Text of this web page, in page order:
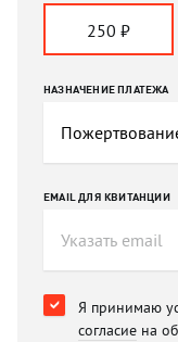
250 ₽
НАЗНАЧЕНИЕ ПЛАТЕЖА
EMAIL ДЛЯ КВИТАНЦИИ
Я принимаю
согласие на